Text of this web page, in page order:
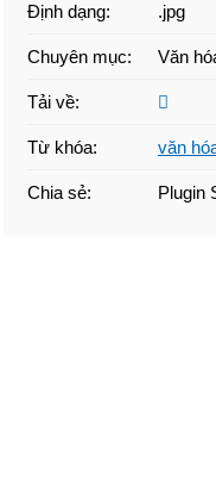
Định dạng: .jpg
Chuyên mục: Văn
Tải về:
Từ khóa: văn
Chia sẻ: Plugin